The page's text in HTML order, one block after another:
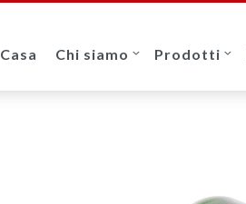
Casa Chi siamo Prodotti